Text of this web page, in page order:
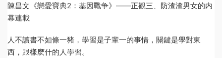
陳昌文《戀愛寶典2：基因戰争》——正‭觀三‬‬、防渣‭渣男‬‬女的内
幕連載
人不讀書不如‭條一‬‬豬，學習是‭子輩一‬‬的事情，關鍵是學對東
西，跟‭樣麽什‬‬的人學習。